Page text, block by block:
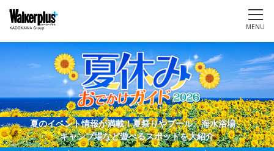
MENU
夏のイベント情報が満載！夏祭りやプール、海水浴場、
キャンプ場など遊べるスポットを大紹介